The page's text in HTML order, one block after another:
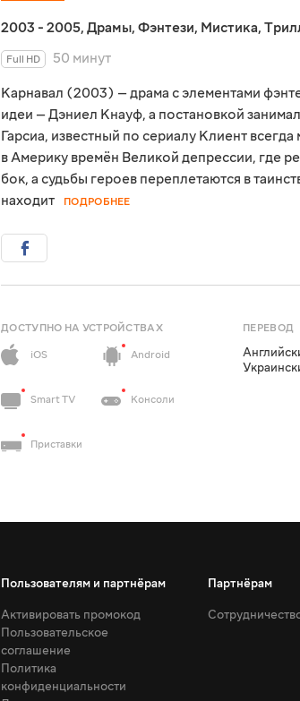
2003 - 2005, Драмы, Фэнтези, Мистика,
Full HD
50 минут
Карнавал (2003) — драма с элементами
идеи — Дэниел Кнауф, а постановкой
Гарсиа, известный по сериалу Клиент
в Америку времён Великой депрессии, где
бок, а судьбы героев переплетаются в
находит
ПОДРОБНЕЕ
ДОСТУПНО НА УСТРОЙСТВАХ
iOS
Android
Smart TV Консоли
Приставки
ПЕРЕВОД
Пользователям и партнёрам
Активировать промокод
Пользовательское
соглашение
Политика
конфиденциальности
Партнёрам